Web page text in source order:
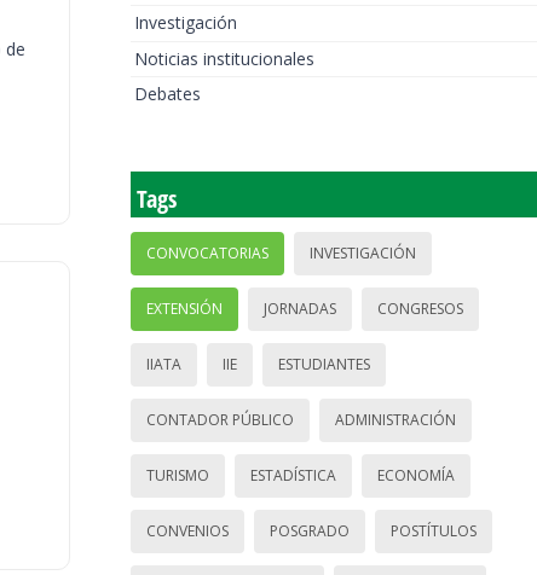
de
Investigación
Noticias institucionales
Debates
Tags
CONVOCATORIAS INVESTIGACIÓN
EXTENSIÓN JORNADAS CONGRESOS
IIATA IIE ESTUDIANTES
CONTADOR PÚBLICO ADMINISTRACIÓN
TURISMO ESTADÍSTICA ECONOMÍA
CONVENIOS POSGRADO POSTÍTULOS